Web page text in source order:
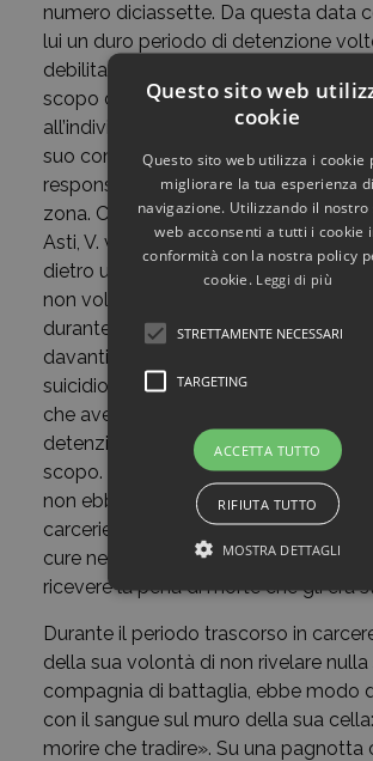
numero diciassette. Da questa data
lui un duro periodo di detenzione
debilitarlo nel fisico e fiaccarlo nel
scopo di estorcergli quante più
all’individuazione della banda
suo comando e, soprattutto, i
responsabili del movimento
zona. Condotto giornalmente alla
Asti, V. venne torturato e seviziato
dietro un ostinato silenzio, ribadì a
non voler rivelare niente. Le
durante gli interrogatori e la volontà
davanti agli aguzzini lo indussero a
suicidio, tagliandosi le vene con un
che aveva trovato nel tragitto tra il
detenzione e quello di tortura e
scopo. Questo estremo atto di
non ebbe successo perché, scoperto
carcerieri, fu immediatamente
cure necessarie perché fosse in
ricevere la pena di morte che gli era
Durante il periodo trascorso in
della sua volontà di non rivelare nulla
compagnia di battaglia, ebbe modo
con il sangue sul muro della sua
morire che tradire». Su una pagnotta
Questo sito web
cookie
Questo sito web utilizza i cookie
migliorare la tua esperienza di
navigazione. Utilizzando il nostro
web acconsenti a tutti i cookie
conformità con la nostra policy
cookie. Leggi di più
STRETTAMENTE NECESSARI
TARGETING
ACCETTA TUTTO
RIFIUTA TUTTO
MOSTRA DETTAGLI